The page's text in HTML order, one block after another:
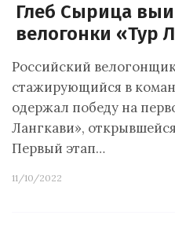
Глеб Сырица
велогонки «Тур
Российский
стажирующийся в
одержал победу на
Лангкави»,
Первый этап…
11/10/2022